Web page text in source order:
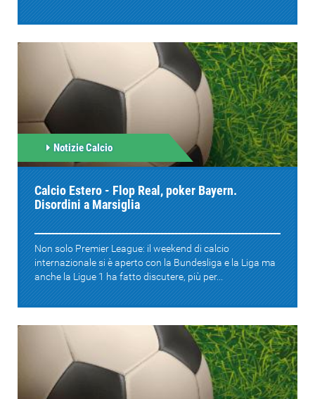
Notizie Calcio
Calcio Estero - Flop Real, poker Bayern.
Disordini a Marsiglia
Non solo Premier League: il weekend di calcio
internazionale si è aperto con la Bundesliga e la Liga ma
anche la Ligue 1 ha fatto discutere, più per...